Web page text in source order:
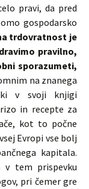
pravi, da pred
gospodarsko
trdovratnost je
pravilno,
sporazumeti,
na znanega
ki v svoji knjigi
in recepte za
kot to počne
Evropi vse bolj
kapitala.
v tem prispevku
pri čemer gre